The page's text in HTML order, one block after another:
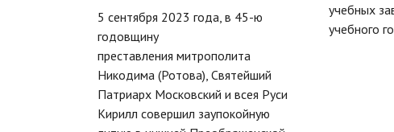
5 сентября 2023 года, в 45-ю
годовщину
преставления митрополита
Никодима (Ротова), Святейший
Патриарх Московский и всея Руси
Кирилл совершил заупокойную
учебных
учебного